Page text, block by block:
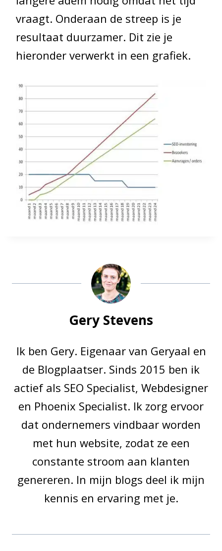
vraagt. Onderaan de streep is je
resultaat duurzamer. Dit zie je
hieronder verwerkt in een grafiek.
Gery Stevens
Ik ben Gery. Eigenaar van Geryaal en
de Blogplaatser. Sinds 2015 ben ik
actief als SEO Specialist, Webdesigner
en Phoenix Specialist. Ik zorg ervoor
dat ondernemers vindbaar worden
met hun website, zodat ze een
constante stroom aan klanten
genereren. In mijn blogs deel ik mijn
kennis en ervaring met je.